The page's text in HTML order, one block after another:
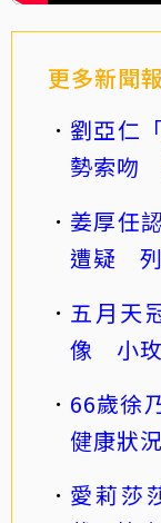
更多新聞
劉亞仁
勢索吻
姜厚任
遭疑 列
五月天
像 小玫
66歲徐
健康狀
愛莉莎